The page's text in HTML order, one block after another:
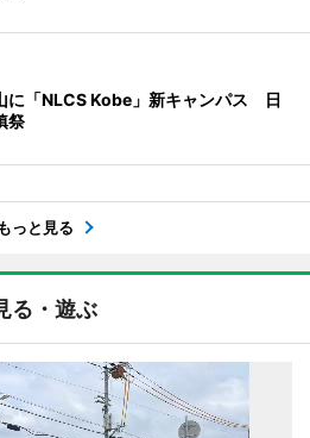
に「NLCS Kobe」新キャンパス 日
祭
もっと見る
る・遊ぶ